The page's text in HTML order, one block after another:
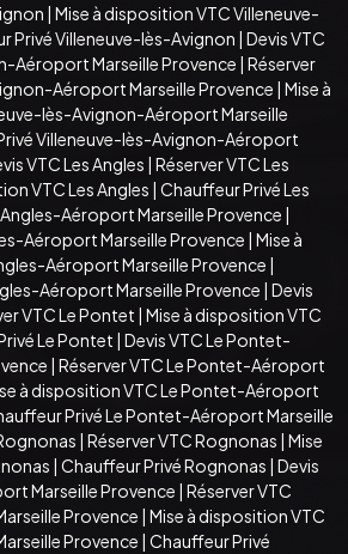
| Mise à disposition VTC Villeneuve-
Privé Villeneuve-lès-Avignon | Devis VTC
Aéroport Marseille Provence | Réserver
Aéroport Marseille Provence | Mise à
lès-Avignon-Aéroport Marseille
Villeneuve-lès-Avignon-Aéroport
VTC Les Angles | Réserver VTC Les
VTC Les Angles | Chauffeur Privé Les
Angles-Aéroport Marseille Provence |
Aéroport Marseille Provence | Mise à
Aéroport Marseille Provence |
Aéroport Marseille Provence | Devis
VTC Le Pontet | Mise à disposition VTC
Le Pontet | Devis VTC Le Pontet-
| Réserver VTC Le Pontet-Aéroport
à disposition VTC Le Pontet-Aéroport
Privé Le Pontet-Aéroport Marseille
| Réserver VTC Rognonas | Mise
| Chauffeur Privé Rognonas | Devis
Marseille Provence | Réserver VTC
Provence | Mise à disposition VTC
Provence | Chauffeur Privé